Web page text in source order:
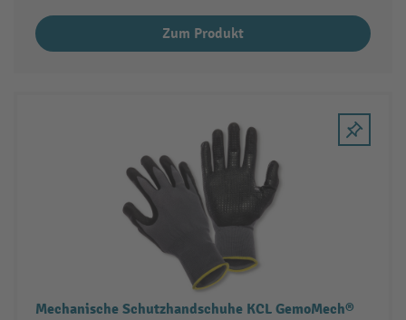
Zum Produkt
Mechanische Schutzhandschuhe KCL GemoMech®